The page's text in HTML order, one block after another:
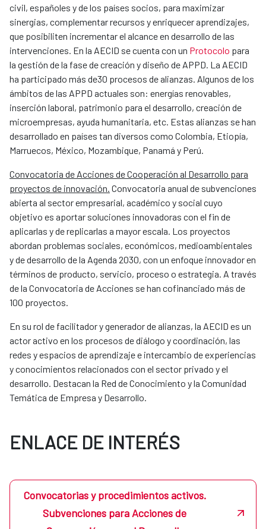
civil, españoles y de los países socios, para maximizar
sinergias, complementar recursos y enriquecer aprendizajes,
que posibiliten incrementar el alcance en desarrollo de las
intervenciones. En la AECID se cuenta con un Protocolo para
la gestión de la fase de creación y diseño de APPD. La AECID
ha participado más de30 procesos de alianzas. Algunos de los
ámbitos de las APPD actuales son: energías renovables,
inserción laboral, patrimonio para el desarrollo, creación de
microempresas, ayuda humanitaria, etc. Estas alianzas se han
desarrollado en países tan diversos como Colombia, Etiopía,
Marruecos, México, Mozambique, Panamá y Perú.
Convocatoria de Acciones de Cooperación al Desarrollo para
proyectos de innovación. Convocatoria anual de subvenciones
abierta al sector empresarial, académico y social cuyo
objetivo es aportar soluciones innovadoras con el fin de
aplicarlas y de replicarlas a mayor escala. Los proyectos
abordan problemas sociales, económicos, medioambientales
y de desarrollo de la Agenda 2030, con un enfoque innovador en
términos de producto, servicio, proceso o estrategia. A través
de la Convocatoria de Acciones se han cofinanciado más de
100 proyectos.
En su rol de facilitador y generador de alianzas, la AECID es un
actor activo en los procesos de diálogo y coordinación, las
redes y espacios de aprendizaje e intercambio de experiencias
y conocimientos relacionados con el sector privado y el
desarrollo. Destacan la Red de Conocimiento y la Comunidad
Temática de Empresa y Desarrollo.
ENLACE DE INTERÉS
Convocatorias y procedimientos activos.
Subvenciones para Acciones de